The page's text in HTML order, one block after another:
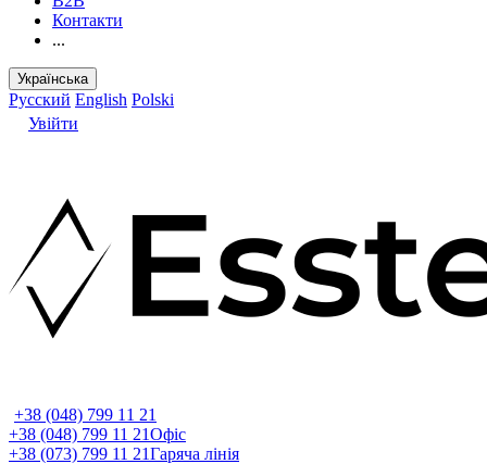
Контакти
...
Українська
Русский English Polski
Увійти
+38 (048) 799 11 21
+38 (048) 799 11 21Офіс
+38 (073) 799 11 21Гаряча лінія